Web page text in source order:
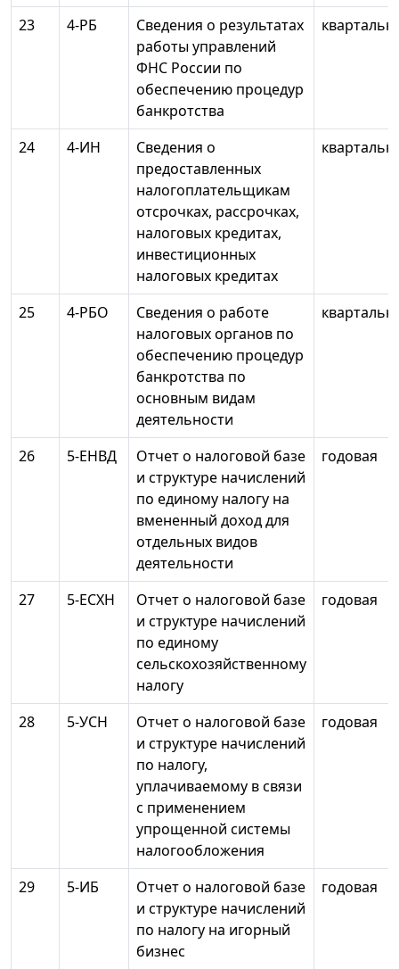
23 4-РБ
Сведения о результатах
работы управлений
ФНС России по
обеспечению процедур
банкротства
24 4-ИН
Сведения о
предоставленных
налогоплательщикам
отсрочках, рассрочках,
налоговых кредитах,
инвестиционных
налоговых кредитах
25 4-РБО
Сведения о работе
налоговых органов по
обеспечению процедур
банкротства по
основным видам
деятельности
26 5-ЕНВД
Отчет о налоговой базе
и структуре начислений
по единому налогу на
вмененный доход для
отдельных видов
деятельности
годовая
27 5-ЕСХН
Отчет о налоговой базе
и структуре начислений
по единому
сельскохозяйственному
налогу
годовая
28 5-УСН
Отчет о налоговой базе
и структуре начислений
по налогу,
уплачиваемому в связи
с применением
упрощенной системы
налогообложения
годовая
29 5-ИБ
Отчет о налоговой базе
и структуре начислений
по налогу на игорный
бизнес
годовая